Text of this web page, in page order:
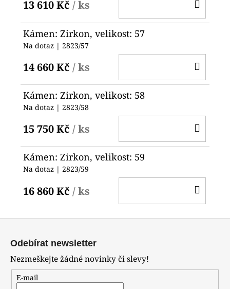
13 610 Kč / ks
Kámen: Zirkon, velikost: 57
Na dotaz | 2823/57
14 660 Kč / ks
Kámen: Zirkon, velikost: 58
Na dotaz | 2823/58
15 750 Kč / ks
Kámen: Zirkon, velikost: 59
Na dotaz | 2823/59
16 860 Kč / ks
Odebírat newsletter
Nezmeškejte žádné novinky či slevy!
E-mail